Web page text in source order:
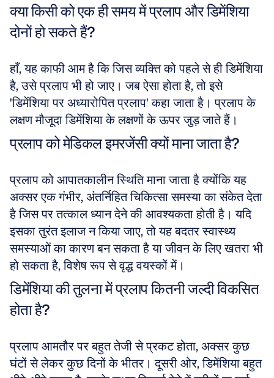
क्या किसी को एक ही समय में प्रलाप और डिमेंशिया
दोनों हो सकते हैं?
हाँ, यह काफी आम है कि जिस व्यक्ति को पहले से ही डिमेंशिया
है, उसे प्रलाप भी हो जाए। जब ऐसा होता है, तो इसे
'डिमेंशिया पर अध्यारोपित प्रलाप' कहा जाता है। प्रलाप के
लक्षण मौजूदा डिमेंशिया के लक्षणों के ऊपर जुड़ जाते हैं।
प्रलाप को मेडिकल इमरजेंसी क्यों माना जाता है?
प्रलाप को आपातकालीन स्थिति माना जाता है क्योंकि यह
अक्सर एक गंभीर, अंतर्निहित चिकित्सा समस्या का संकेत देता
है जिस पर तत्काल ध्यान देने की आवश्यकता होती है। यदि
इसका तुरंत इलाज न किया जाए, तो यह बदतर स्वास्थ्य
समस्याओं का कारण बन सकता है या जीवन के लिए खतरा भी
हो सकता है, विशेष रूप से वृद्ध वयस्कों में।
डिमेंशिया की तुलना में प्रलाप कितनी जल्दी विकसित
होता है?
प्रलाप आमतौर पर बहुत तेजी से प्रकट होता, अक्सर कुछ
घंटों से लेकर कुछ दिनों के भीतर। दूसरी ओर, डिमेंशिया बहुत